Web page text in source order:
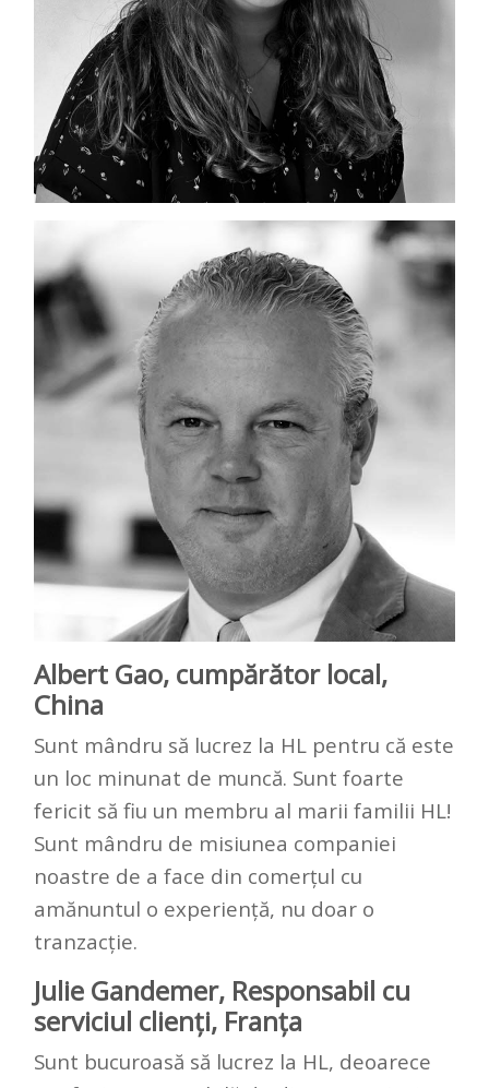
Albert Gao, cumpărător local,
China
Sunt mândru să lucrez la HL pentru că este
un loc minunat de muncă. Sunt foarte
fericit să fiu un membru al marii familii HL!
Sunt mândru de misiunea companiei
noastre de a face din comerțul cu
amănuntul o experiență, nu doar o
tranzacție.
Julie Gandemer, Responsabil cu
serviciul clienți, Franța
Sunt bucuroasă să lucrez la HL, deoarece